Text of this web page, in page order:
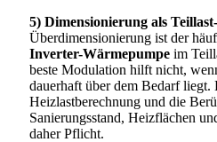
5) Dimensionierung als
Überdimensionierung ist der
Inverter-Wärmepumpe im
beste Modulation hilft nicht,
dauerhaft über dem Bedarf liegt.
Heizlastberechnung und die
Sanierungsstand, Heizflächen
daher Pflicht.